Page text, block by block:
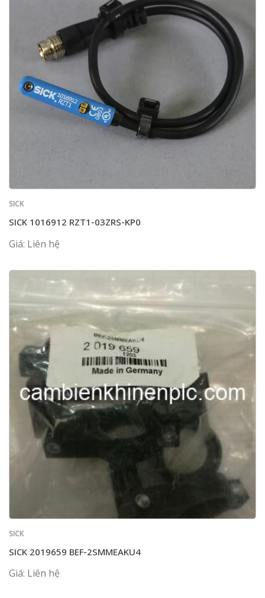
SICK
SICK 1016912 RZT1-03ZRS-KP0
Giá: Liên hệ
SICK
SICK 2019659 BEF-2SMMEAKU4
Giá: Liên hệ